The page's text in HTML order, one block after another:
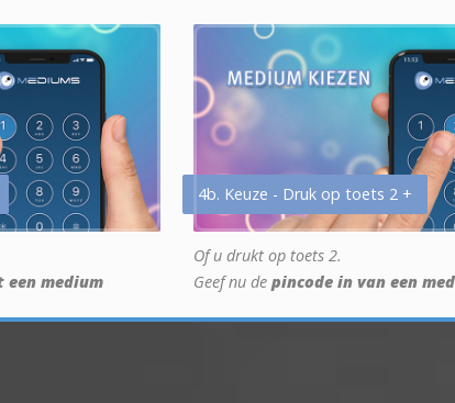
een medium
4b. Keuze - Druk op toets 2 +
Of u drukt op toets 2.
Geef nu de pincode in van een